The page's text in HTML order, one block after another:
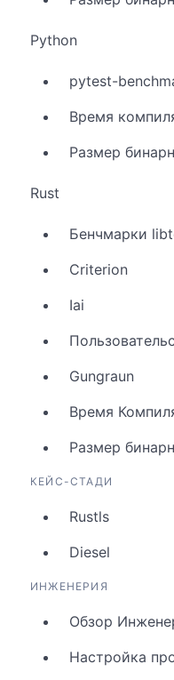
Python
pytest-
Время
Размер
Rust
Бенчмарки
Criterion
Iai
Gungraun
Время
Размер
КЕЙС-СТАДИ
Rustls
Diesel
ИНЖЕНЕРИЯ
Обзор
Настройка